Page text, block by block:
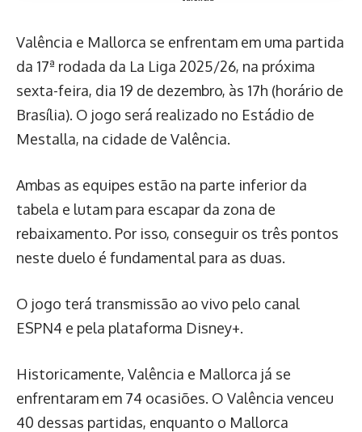
Valência e Mallorca se enfrentam em uma partida
da 17ª rodada da La Liga 2025/26, na próxima
sexta-feira, dia 19 de dezembro, às 17h (horário de
Brasília). O jogo será realizado no Estádio de
Mestalla, na cidade de Valência.
Ambas as equipes estão na parte inferior da
tabela e lutam para escapar da zona de
rebaixamento. Por isso, conseguir os três pontos
neste duelo é fundamental para as duas.
O jogo terá transmissão ao vivo pelo canal
ESPN4 e pela plataforma Disney+.
Historicamente, Valência e Mallorca já se
enfrentaram em 74 ocasiões. O Valência venceu
40 dessas partidas, enquanto o Mallorca